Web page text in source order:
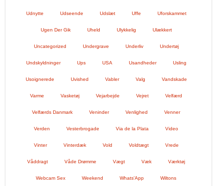
Udnytte Udseende Udslæt Uffe Uforskammet
Ugen Der Gik Uheld Ulykkelig Ulækkert
Uncategorized Undergrave Underliv Undertøj
Undskyldninger Ups USA Usandheder Usling
Usoignerede Uvished Vabler Valg Vandskade
Varme Vasketøj Vejarbejde Vejret Velfærd
Velfærds Danmark Veninder Venlighed Venner
Verden Vesterbrogade Via de la Plata Video
Vinter Vinterdæk Vold Voldtægt Vrede
Våddragt Våde Drømme Vægt Væk Værktøj
Webcam Sex Weekend Whats'App Wiltons